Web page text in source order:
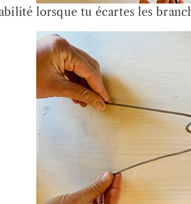
lorsque tu écartes les